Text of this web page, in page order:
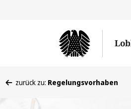
befinden
zurück zu: Regelungsvorhaben